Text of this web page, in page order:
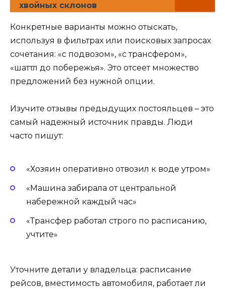
хвойных склонов
Конкретные варианты можно отыскать,
используя в фильтрах или поисковых запросах
сочетания: «с подвозом», «с трансфером»,
«шаттл до побережья». Это отсеет множество
предложений без нужной опции.
Изучите отзывы предыдущих постояльцев – это
самый надежный источник правды. Люди
часто пишут:
«Хозяин оперативно отвозил к воде утром»
«Машина забирала от центральной
набережной каждый час»
«Трансфер работал строго по расписанию,
учтите»
Уточните детали у владельца: расписание
рейсов, вместимость автомобиля, работает ли